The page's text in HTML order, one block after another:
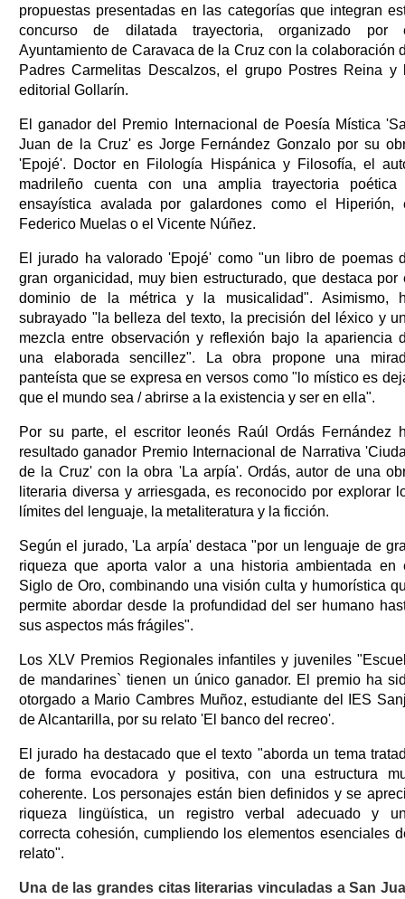
propuestas presentadas en las categorías que integran
concurso de dilatada trayectoria, organizado por
Ayuntamiento de Caravaca de la Cruz con la colaboración
Padres Carmelitas Descalzos, el grupo Postres Reina y
editorial Gollarín.
El ganador del Premio Internacional de Poesía Mística
Juan de la Cruz' es Jorge Fernández Gonzalo por su
'Epojé'. Doctor en Filología Hispánica y Filosofía, el
madrileño cuenta con una amplia trayectoria poética
ensayística avalada por galardones como el Hiperión,
Federico Muelas o el Vicente Núñez.
El jurado ha valorado 'Epojé' como "un libro de poemas
gran organicidad, muy bien estructurado, que destaca por
dominio de la métrica y la musicalidad". Asimismo,
subrayado "la belleza del texto, la precisión del léxico y
mezcla entre observación y reflexión bajo la apariencia
una elaborada sencillez". La obra propone una
panteísta que se expresa en versos como "lo místico es
que el mundo sea / abrirse a la existencia y ser en ella".
Por su parte, el escritor leonés Raúl Ordás Fernández
resultado ganador Premio Internacional de Narrativa
de la Cruz' con la obra 'La arpía'. Ordás, autor de una
literaria diversa y arriesgada, es reconocido por explorar
límites del lenguaje, la metaliteratura y la ficción.
Según el jurado, 'La arpía' destaca "por un lenguaje de
riqueza que aporta valor a una historia ambientada en
Siglo de Oro, combinando una visión culta y humorística
permite abordar desde la profundidad del ser humano
sus aspectos más frágiles".
Los XLV Premios Regionales infantiles y juveniles
de mandarines` tienen un único ganador. El premio ha
otorgado a Mario Cambres Muñoz, estudiante del IES
de Alcantarilla, por su relato 'El banco del recreo'.
El jurado ha destacado que el texto "aborda un tema
de forma evocadora y positiva, con una estructura
coherente. Los personajes están bien definidos y se
riqueza lingüística, un registro verbal adecuado y
correcta cohesión, cumpliendo los elementos esenciales
relato".
Una de las grandes citas literarias vinculadas a San